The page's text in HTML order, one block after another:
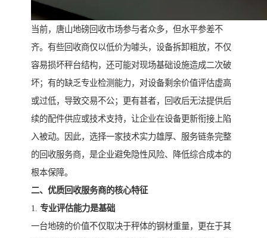
当前，唐山地磅回收市场参与者众多，但水平参差不
齐。有些回收商仅以低价为噱头，设备拆卸粗放，不仅
容易损坏秤台结构，还可能对现场基础设施造成二次破
坏；有的缺乏专业检测能力，对设备剩余价值评估虚高
或过低，导致交易不公；更有甚者，回收后无法提供后
续的配件供应或技术支持，让企业在设备更新衔接上陷
入被动。因此，选择一家技术实力雄厚、服务链条完整
的回收服务商，是企业避免隐性风险、降低综合成本的
根本保障。
二、优质回收服务商的核心特征
1. 专业评估能力是基础
一台地磅的价值不仅取决于秤体的钢材重量，更在于其